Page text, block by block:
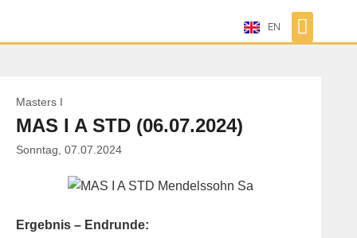
EN
Masters I
MAS I A STD (06.07.2024)
Sonntag, 07.07.2024
Ergebnis – Endrunde: